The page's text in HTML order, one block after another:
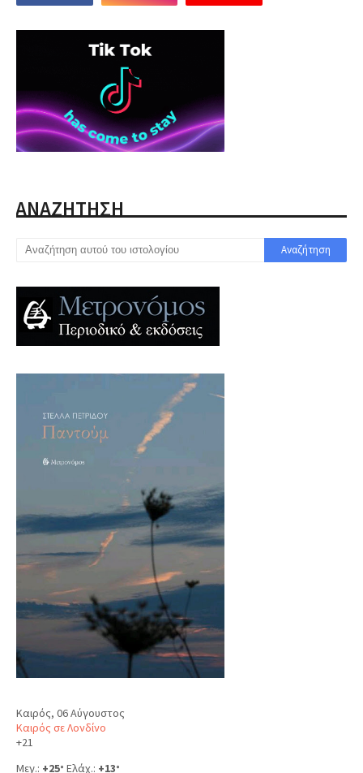
ΑΝΑΖΗΤΗΣΗ
Καιρός, 06 Αύγουστος
Καιρός σε Λονδίνο
+21
Μεγ.: +25° Ελάχ.: +13°